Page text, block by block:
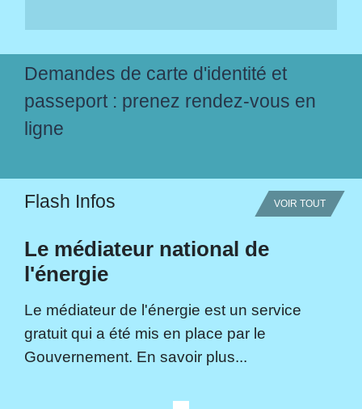
Demandes de carte d'identité et
passeport : prenez rendez-vous en
ligne
Flash Infos VOIR TOUT
Le médiateur national de
l'énergie
Le médiateur de l'énergie est un service
gratuit qui a été mis en place par le
Gouvernement. En savoir plus...